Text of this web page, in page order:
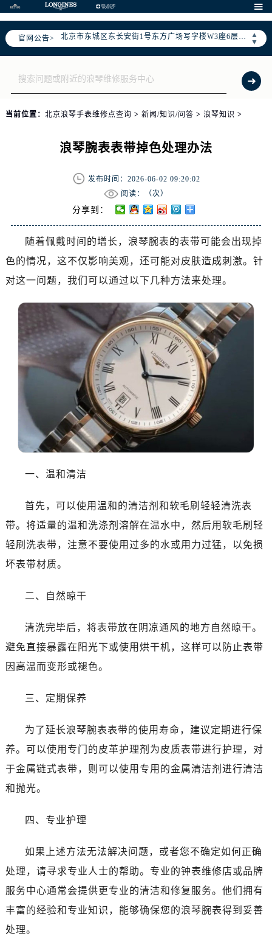

官网公告>
▲
▼
2026年6月售后服务中心最新网点地址：
北京市东城区东长安街1号东方广场写字楼W3座6层602室（需提前预约）
北京市朝阳区建国门外大街甲6号华熙国际中心写字楼D座11层1102室（需提前预约）
北京市朝阳区建国门外大街甲6号华熙国际中心D座11层1102室售后服务中心（需提前预约）
北京市东城区东长安街1号王府井东方广场W3座6层602室售后服务中心（需提前预约）
当前位置： 北京浪琴手表维修点查询 > 新闻/知识/问答 > 浪琴知识 >
浪琴腕表表带掉色处理办法
发布时间：2026-06-02 09:20:02
阅读：（次）
分享到：
随着佩戴时间的增长，浪琴腕表的表带可能会出现掉
色的情况，这不仅影响美观，还可能对皮肤造成刺激。针
对这一问题，我们可以通过以下几种方法来处理。
一、温和清洁
首先，可以使用温和的清洁剂和软毛刷轻轻清洗表
带。将适量的温和洗涤剂溶解在温水中，然后用软毛刷轻
轻刷洗表带，注意不要使用过多的水或用力过猛，以免损
坏表带材质。
二、自然晾干
清洗完毕后，将表带放在阴凉通风的地方自然晾干。
避免直接暴露在阳光下或使用烘干机，这样可以防止表带
因高温而变形或褪色。
三、定期保养
为了延长浪琴腕表表带的使用寿命，建议定期进行保
养。可以使用专门的皮革护理剂为皮质表带进行护理，对
于金属链式表带，则可以使用专用的金属清洁剂进行清洁
和抛光。
四、专业护理
如果上述方法无法解决问题，或者您不确定如何正确
处理，请寻求专业人士的帮助。专业的钟表维修店或品牌
服务中心通常会提供更专业的清洁和修复服务。他们拥有
丰富的经验和专业知识，能够确保您的浪琴腕表得到妥善
处理。